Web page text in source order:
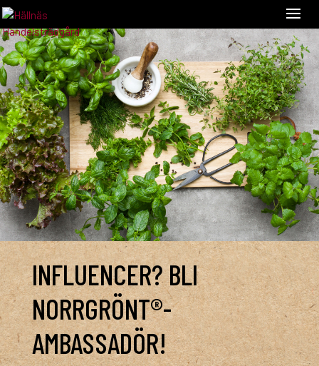
INFLUENCER? BLI
NORRGRÖNT®-
AMBASSADÖR!